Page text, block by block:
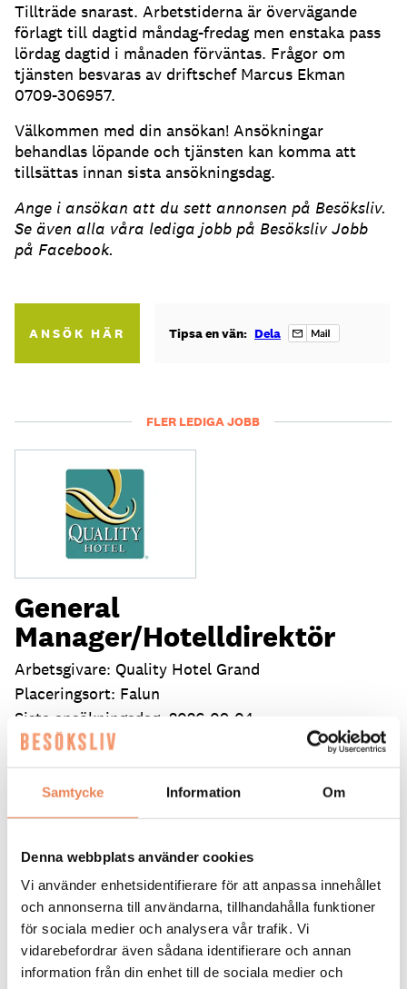
Samtycke Information Om
Denna webbplats använder cookies
Vi använder enhetsidentifierare för att anpassa innehållet
och annonserna till användarna, tillhandahålla funktioner
för sociala medier och analysera vår trafik. Vi
vidarebefordrar även sådana identifierare och annan
information från din enhet till de sociala medier och
Tillträde snarast. Arbetstiderna är övervägande
förlagt till dagtid måndag-fredag men enstaka pass
lördag dagtid i månaden förväntas. Frågor om
tjänsten besvaras av driftschef Marcus Ekman
0709-306957.
Välkommen med din ansökan! Ansökningar
behandlas löpande och tjänsten kan komma att
tillsättas innan sista ansökningsdag.
Ange i ansökan att du sett annonsen på Besöksliv.
Se även alla våra lediga jobb på Besöksliv Jobb
på Facebook.
ANSÖK HÄR Tipsa en vän: Dela
FLER LEDIGA JOBB
General
Manager/Hotelldirektör
Arbetsgivare: Quality Hotel Grand
Placeringsort: Falun
Sista ansökningsdag: 2026-09-04
LÄS MER
DAGAR KVAR:
27